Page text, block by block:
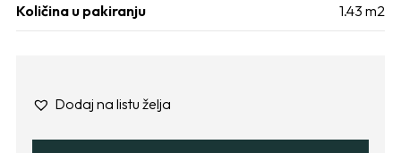
Količina u pakiranju 1.43 m2
Dodaj na listu želja